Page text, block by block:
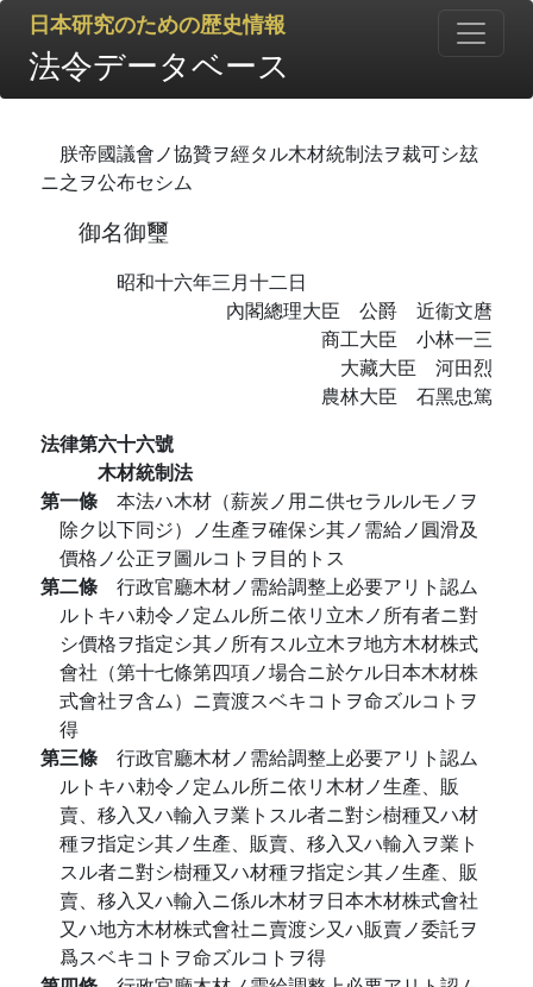
日本研究のための歴史情報
法令データベース
朕帝國議會ノ協贊ヲ經タル木材統制法ヲ裁可シ玆
ニ之ヲ公布セシム
御名御璽
昭和十六年三月十二日
內閣總理大臣 公爵 近衞文麿
商工大臣 小林一三
大藏大臣 河田烈
農林大臣 石黑忠篤
法律第六十六號
木材統制法
第一條 本法ハ木材（薪炭ノ用ニ供セラルルモノヲ
除ク以下同ジ）ノ生產ヲ確保シ其ノ需給ノ圓滑及
價格ノ公正ヲ圖ルコトヲ目的トス
第二條 行政官廳木材ノ需給調整上必要アリト認ム
ルトキハ勅令ノ定ムル所ニ依リ立木ノ所有者ニ對
シ價格ヲ指定シ其ノ所有スル立木ヲ地方木材株式
會社（第十七條第四項ノ場合ニ於ケル日本木材株
式會社ヲ含ム）ニ賣渡スベキコトヲ命ズルコトヲ
得
第三條 行政官廳木材ノ需給調整上必要アリト認ム
ルトキハ勅令ノ定ムル所ニ依リ木材ノ生產、販
賣、移入又ハ輸入ヲ業トスル者ニ對シ樹種又ハ材
種ヲ指定シ其ノ生產、販賣、移入又ハ輸入ヲ業ト
スル者ニ對シ樹種又ハ材種ヲ指定シ其ノ生產、販
賣、移入又ハ輸入ニ係ル木材ヲ日本木材株式會社
又ハ地方木材株式會社ニ賣渡シ又ハ販賣ノ委託ヲ
爲スベキコトヲ命ズルコトヲ得